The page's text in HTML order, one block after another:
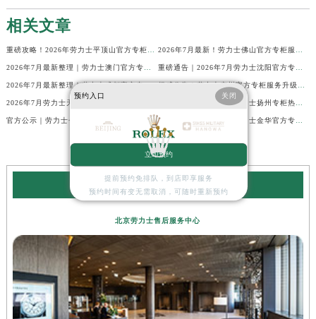
相关文章
重磅攻略！2026年劳力士平顶山官方专柜服务热线公示，7月最新核验信息 2026年7月最新！劳力士佛山官方专柜服务热线+门店信息，一篇全解
2026年7月最新整理｜劳力士澳门官方专柜服务热线+客户咨询攻略 重磅通告｜2026年7月劳力士沈阳官方专柜客户服务热线焕新发布
权威公告！劳力士广州官方专柜服务升级｜2026年7月最新客服热线及专柜信息通告
官方通知｜2026年7月劳力士扬州专柜热线，客服服务升级公告
官方公示｜劳力士长沙专柜客户服务热线2026年7月最新全攻略 2026年7月最新发布｜劳力士金华官方专柜服务热线+客户服务电话汇总
北京劳力士售后服务中心
预约入口 关闭
立即预约
提前预约免排队，到店即享服务
预约时间有变无需取消，可随时重新预约